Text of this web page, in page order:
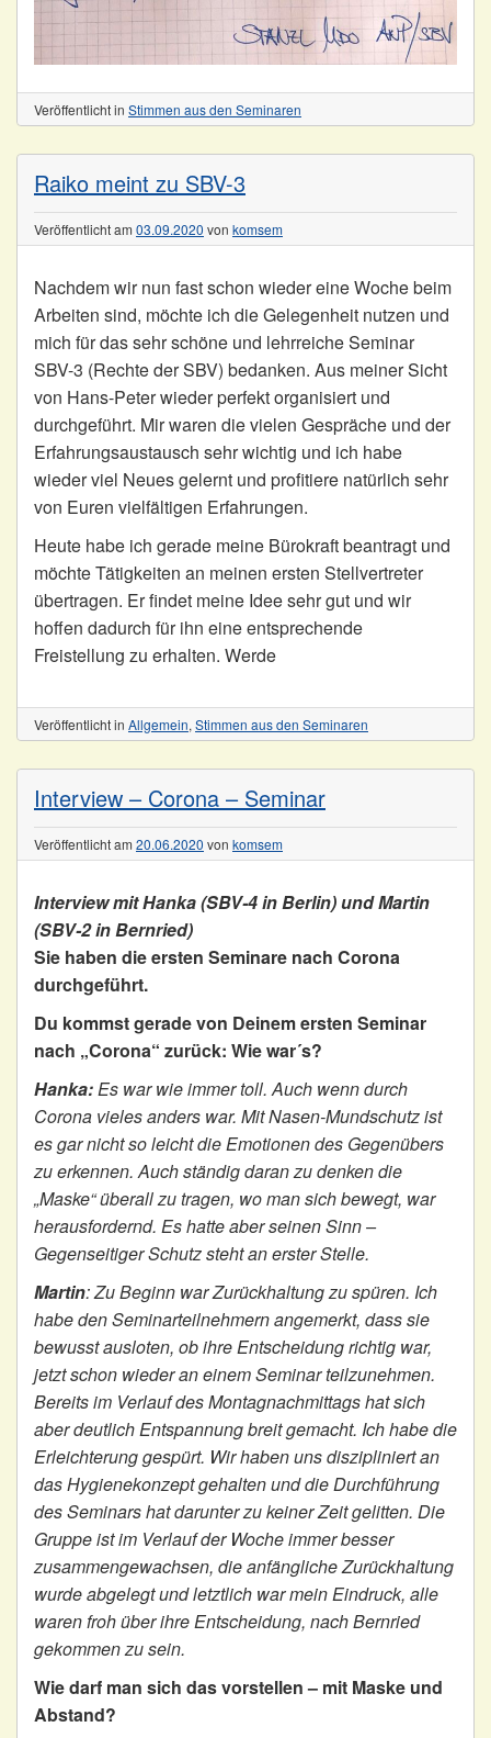
Veröffentlicht in Stimmen aus den Seminaren
Raiko meint zu SBV-3
Veröffentlicht am 03.09.2020 von komsem
Nachdem wir nun fast schon wieder eine Woche beim
Arbeiten sind, möchte ich die Gelegenheit nutzen und
mich für das sehr schöne und lehrreiche Seminar
SBV-3 (Rechte der SBV) bedanken. Aus meiner Sicht
von Hans-Peter wieder perfekt organisiert und
durchgeführt. Mir waren die vielen Gespräche und der
Erfahrungsaustausch sehr wichtig und ich habe
wieder viel Neues gelernt und profitiere natürlich sehr
von Euren vielfältigen Erfahrungen.
Heute habe ich gerade meine Bürokraft beantragt und
möchte Tätigkeiten an meinen ersten Stellvertreter
übertragen. Er findet meine Idee sehr gut und wir
hoffen dadurch für ihn eine entsprechende
Freistellung zu erhalten. Werde
Veröffentlicht in Allgemein, Stimmen aus den Seminaren
Interview – Corona – Seminar
Veröffentlicht am 20.06.2020 von komsem
Interview mit Hanka (SBV-4 in Berlin) und Martin
(SBV-2 in Bernried)
Sie haben die ersten Seminare nach Corona
durchgeführt.
Du kommst gerade von Deinem ersten Seminar
nach „Corona“ zurück: Wie war´s?
Hanka: Es war wie immer toll. Auch wenn durch
Corona vieles anders war. Mit Nasen-Mundschutz ist
es gar nicht so leicht die Emotionen des Gegenübers
zu erkennen. Auch ständig daran zu denken die
„Maske“ überall zu tragen, wo man sich bewegt, war
herausfordernd. Es hatte aber seinen Sinn –
Gegenseitiger Schutz steht an erster Stelle.
Martin: Zu Beginn war Zurückhaltung zu spüren. Ich
habe den Seminarteilnehmern angemerkt, dass sie
bewusst ausloten, ob ihre Entscheidung richtig war,
jetzt schon wieder an einem Seminar teilzunehmen.
Bereits im Verlauf des Montagnachmittags hat sich
aber deutlich Entspannung breit gemacht. Ich habe die
Erleichterung gespürt. Wir haben uns diszipliniert an
das Hygienekonzept gehalten und die Durchführung
des Seminars hat darunter zu keiner Zeit gelitten. Die
Gruppe ist im Verlauf der Woche immer besser
zusammengewachsen, die anfängliche Zurückhaltung
wurde abgelegt und letztlich war mein Eindruck, alle
waren froh über ihre Entscheidung, nach Bernried
gekommen zu sein.
Wie darf man sich das vorstellen – mit Maske und
Abstand?